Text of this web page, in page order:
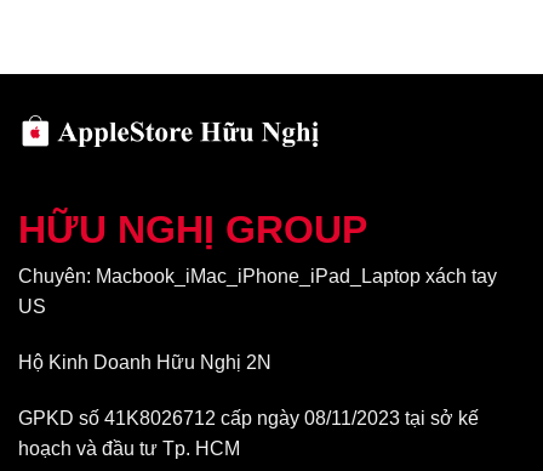
Các trải nghiệm khi xem phim, giải trí, lướt web, thậm chí là chơi
game…đều sẽ làm thỏa mãn người dùng. Các công nghệ độc
HỮU NGHỊ GROUP
Chuyên: Macbook_iMac_iPhone_iPad_Laptop xách tay
US
Hộ Kinh Doanh Hữu Nghị 2N
GPKD số 41K8026712 cấp ngày 08/11/2023 tại sở kế
hoạch và đầu tư Tp. HCM